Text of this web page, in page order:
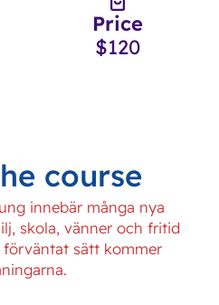
Price
$120
course
innebär många nya
skola, vänner och fritid
sätt kommer